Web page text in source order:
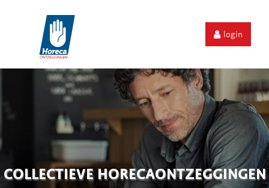
login
COLLECTIEVE HORECAONTZEGGINGEN